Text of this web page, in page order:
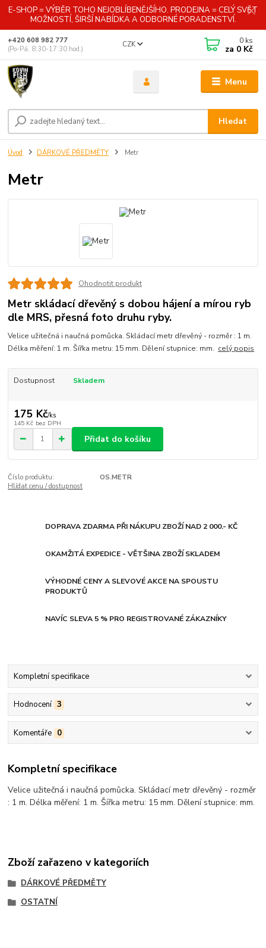
E-SHOP = VÝBĚR TOHO NEJOBLÍBENĚJŠÍHO. PRODEJNA = CELÝ SVĚT
MOŽNOSTÍ, ŠIRŠÍ NABÍDKA A ODBORNÉ PORADENSTVÍ.
Menu
CZK
Hledat
+420 608 982 777
(Po-Pá, 8:30-17:30 hod.)
0 ks
za 0 Kč
Úvod DÁRKOVÉ PŘEDMĚTY Metr
Metr
Ohodnotit produkt
Metr skládací dřevěný s dobou hájení a mírou ryb
dle MRS, přesná foto druhu ryby.
Velice užitečná i naučná pomůcka. Skládací metr dřevěný - rozměr : 1 m.
Délka měření: 1 m. Šířka metru: 15 mm. Dělení stupnice: mm. celý popis
Dostupnost Skladem
175 Kč/ks
145 Kč bez DPH
Přidat do košíku
Číslo produktu:
OS.METR
Hlídat cenu / dostupnost
DOPRAVA ZDARMA PŘI NÁKUPU ZBOŽÍ NAD 2 000.- KČ
OKAMŽITÁ EXPEDICE - VĚTŠINA ZBOŽÍ SKLADEM
VÝHODNÉ CENY A SLEVOVÉ AKCE NA SPOUSTU
PRODUKTŮ
NAVÍC SLEVA 5 % PRO REGISTROVANÉ ZÁKAZNÍKY
Kompletní specifikace
Hodnocení 3
Komentáře 0
Kompletní specifikace
Velice užitečná i naučná pomůcka. Skládací metr dřevěný - rozměr
: 1 m. Délka měření: 1 m. Šířka metru: 15 mm. Dělení stupnice: mm.
Zboží zařazeno v kategoriích
DÁRKOVÉ PŘEDMĚTY
OSTATNÍ